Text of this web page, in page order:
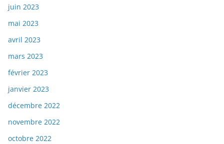
juin 2023
mai 2023
avril 2023
mars 2023
février 2023
janvier 2023
décembre 2022
novembre 2022
octobre 2022